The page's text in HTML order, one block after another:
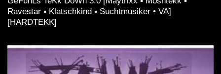
Ravestar ▪ Klatschkind ▪ Suchtmusiker • VA]
[HARDTEKK]